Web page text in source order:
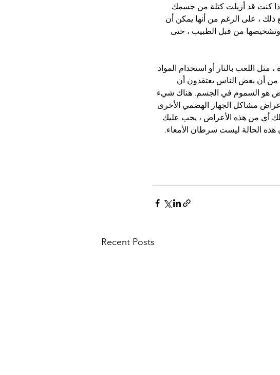
كنت قد أزيلت كتلة من جسمك
ذلك ، على الرغم من أنها يمكن أن
وتشخيصها من قبل الطبيب ، حتى
اللعب بالنار أو استخدام المواد
من أن بعض الناس يعتقدون أن
هو السموم في الجسم. هناك شيء
مشاكل الجهاز الهضمي الأخرى
أي من هذه الأعراض ، يجب عليك
الحالة ليست سرطان الأمعاء.
Recent Posts